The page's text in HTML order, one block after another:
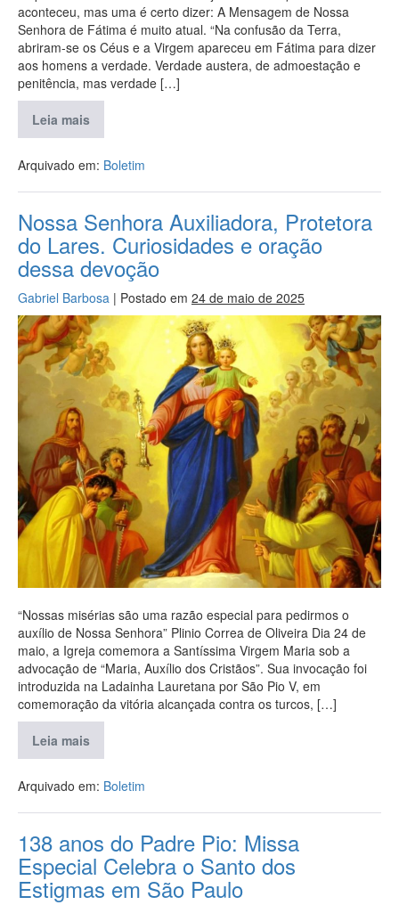
aconteceu, mas uma é certo dizer: A Mensagem de Nossa
Senhora de Fátima é muito atual. “Na confusão da Terra,
abriram-se os Céus e a Virgem apareceu em Fátima para dizer
aos homens a verdade. Verdade austera, de admoestação e
penitência, mas verdade […]
Leia mais
Arquivado em: Boletim
Nossa Senhora Auxiliadora, Protetora
do Lares. Curiosidades e oração
dessa devoção
Gabriel Barbosa | Postado em 24 de maio de 2025
“Nossas misérias são uma razão especial para pedirmos o
auxílio de Nossa Senhora” Plinio Correa de Oliveira Dia 24 de
maio, a Igreja comemora a Santíssima Virgem Maria sob a
advocação de “Maria, Auxílio dos Cristãos”. Sua invocação foi
introduzida na Ladainha Lauretana por São Pio V, em
comemoração da vitória alcançada contra os turcos, […]
Leia mais
Arquivado em: Boletim
138 anos do Padre Pio: Missa
Especial Celebra o Santo dos
Estigmas em São Paulo